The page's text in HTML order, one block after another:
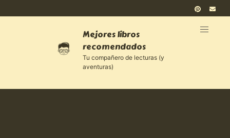
Mejores libros
recomendados
Tu compañero de lecturas (y
aventuras)